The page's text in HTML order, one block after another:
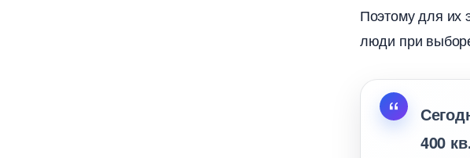
Поэтому для их
люди при
400